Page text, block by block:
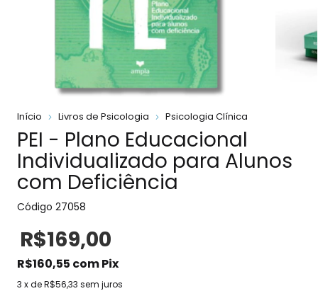
Início Livros de Psicologia Psicologia Clínica
PEI - Plano Educacional
Individualizado para Alunos
com Deficiência
Código 27058
R$169,00
R$160,55 comPix
3 x deR$56,33 sem juros